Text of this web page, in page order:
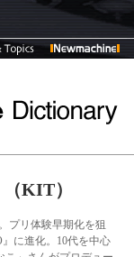
KIT）
プリ体験早期化を狙
に進化。10代を中心